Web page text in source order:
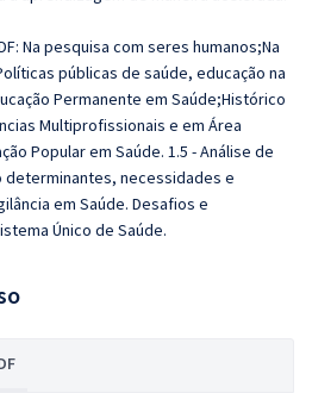
Na pesquisa com seres humanos;Na
públicas de saúde, educação na
Permanente em Saúde;Histórico
Multiprofissionais e em Área
Popular em Saúde. 1.5 - Análise de
determinantes, necessidades e
em Saúde. Desafios e
Único de Saúde.